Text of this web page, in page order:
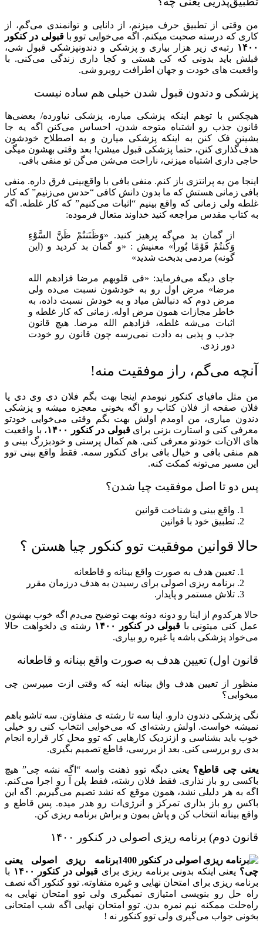
من وقتی از تطبیق حرف میزنم، از دانایی و توانمندی می‌گم، از
کاری که درسته صحبت میکنم. اگه می‌خوایی توو باقبولی در کنکور
۱۴۰۰ رتبه‌ی زیر هزار بیاری و پزشکی و دندونپزشکی قبول شی،
قبلش باید بدونی که کی هستی و کجا داری زندگی می‌کنی. با
واقعیت های خودت و جهان اطرافت روبرو شی.
پزشکی و دندون قبول شدن خیلی هم ساده نیست
هیچکس با توهم اینکه پزشکی میاره، پزشکی نیاورده/ بعضی‌ها
قانون جذب رو اشتباه متوجه شدن، احساس می‌کنن اگه یه جا
بشینن فک کنن به اینکه پزشکی میارن و به اصطلاح خودشون
هدف‌گذاری کنن، حتما پزشکی قبول میشن! بعد وقتی بهشون میگی
حاجی داری اشتباه میزنی، ناراحت می‌شن می‌گن تو منفی بافی.
اینجا من یه پرانتزی باز کنم. منفی بافی با واقع‌بینی فرق داره. منفی
بافی زمانی هستش که ما بدون دانش کافی “حدس می‌زنیم” که کار
غلطه ولی زمانی که واقع بینیم “اثبات می‌کنیم” که کار غلطه. اگه
به کتاب مقدس مراجعه کنید خداوند متعال فرموده:
از گمان بد می‌گه پرهیز کنید. «وَظَنَنتُمْ ظَنَّ السَّوْءِ
وَکُنتُمْ قَوْمًا بُوراً» معنیش : «و گمان بد کردید و (این
گونه) مردمى بدبخت شدید»
جای دیگه می‌فرماید: «فی قلوبهم مرضا فزادهم الله
مرضا» مرض اول رو به خودشون نسبت می‌ده ولی
مرض دوم که دنبالش میاد و به خودش نسبت داده، به
خاطر مجازات همون مرض اوله. زمانی که کار غلطه و
اثبات می‌شه غلطه، فزادهم الله مرضا. هیچ قانون
جذب و پذبی به دادت نمی‌رسه چون قانون رو خودت
دور زدی.
آنچه می‌گم، راز موفقیت منه!
من مثل مافیای کنکور نیومدم اینجا بهت بگم فلان دی وی دی یا
فلان صفحه از فلان کتاب رو اگه بخونی معجزه میشه و پزشکی
دندون میاری، من اومدم اولش بهت بگم وقتی می‌خوایی خودتو
معرفی کنی و استارت بزنی برایقبولی در کنکور ۱۴۰۰
، با واقعیت
های الان‌ات خودتو معرفی کنی. هم کمال پرستی و خودبزرگ بینی و
هم منفی بافی و خیال بافی برای کنکور سمه. فقط واقع بینی توو
این مسیر می‌تونه کمکت کنه.
پس دو تا اصل موفقیت چیا شدن؟
واقع بینی و شناخت قوانین
تطبیق خود با قوانین
حالا قوانین موفقیت توو کنکور چیا هستن ؟
تعیین هدف به صورت واقع بینانه و قاطعانه
برنامه ریزی اصولی برای رسیدن به هدف درزمان مقرر
تلاش مستمر و پایدار.
حالا هرکدوم از اینا رو دونه دونه بهت توضیح می‌دم اگه خوب بهشون
عمل کنی میتونی با قبولی در کنکور ۱۴۰۰
رشته ی دلخواهت حالا
می‌خواد پزشکی باشه یا غیره رو بیاری.
قانون اول) تعیین هدف به صورت واقع بینانه و قاطعانه
منظور از تعیین هدف واق بینانه اینه که وقتی ازت میپرسن چی
میخوایی؟
نگی پزشکی دندون دارو. اینا سه تا رشته ی متفاوتن. سه تاشو باهم
نمیشه خواست. اولش رشته‌ای که می‌خوایی انتخاب کنی رو خیلی
خوب باید بشناسی و ازنزدیک کار‌هایی که توو محل کار قراره انجام
بدی رو بررسی کنی. بعد از بررسی، قاطع تصمیم بگیری.
یعنی چی قاطع؟ یعنی دیگه توو ذهنت واسه “اگه نشه چی” هیچ
باکسی رو باز نذاری. فقط فلان رشته، فقط پلن آ رو اجرا می‌کنم.
اگه به هر دلیلی نشد، همون موقع که نشد تصیم می‌گیریم. اگه این
باکس رو باز بذاری تمرکز و انرژی‌ات رو هدر میده. پس قاطع و
واقع بینانه انتخاب کن و پاش بمون و براش برنامه ریزی کن.
قانون دوم) برنامه ریزی اصولی در کنکور ۱۴۰۰
برنامه ریزی اصولی یعنی
چی؟ یعنی اینکه بدونی برنامه ریزی برای قبولی در کنکور ۱۴۰۰
با
برنامه ریزی برای امتحان نهایی و غیره متفاوته. توو کنکور اگه نصف
راه حل رو بنویسی امتیازی نمیگیری ولی توو امتحان نهایی به
راه‌حلت ممکنه نیم نمره بدن. توو امتحان نهایی اگه شب امتحانی
بخونی جواب می‌گیری ولی توو کنکور نه !